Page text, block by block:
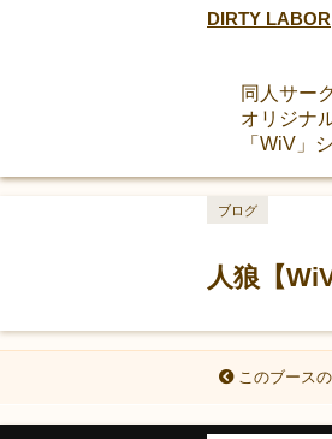
DIRTY LABOR
同人サー
オリジナ
「WiV」
人狼【
ブログ
このブース